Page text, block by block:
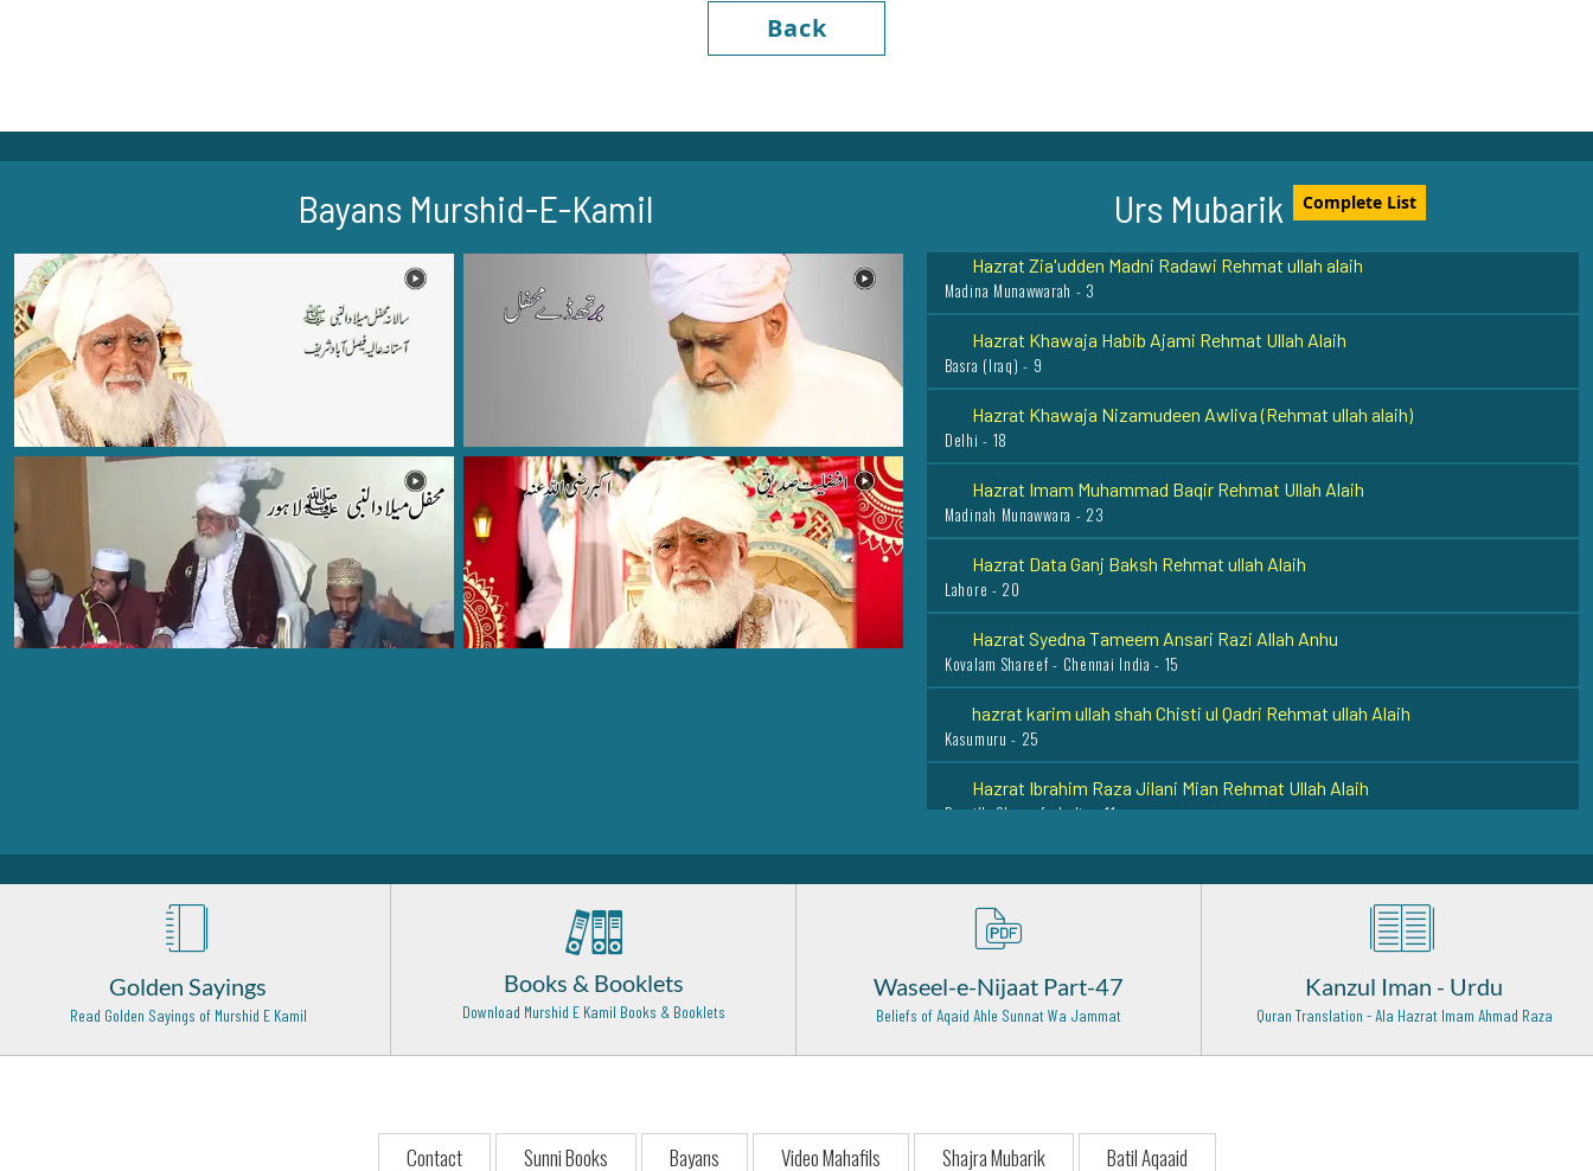
Back
Bayans Murshid-E-Kamil Urs Mubarik Complete List
Madina Munawwarah - 3
Hazrat Khawaja Habib Ajami Rehmat Ullah Alaih
Basra (Iraq) - 9
Hazrat Khawaja Nizamudeen Awliva (Rehmat ullah alaih)
Delhi - 18
Hazrat Imam Muhammad Baqir Rehmat Ullah Alaih
Madinah Munawwara - 23
Hazrat Data Ganj Baksh Rehmat ullah Alaih
Lahore - 20
Hazrat Syedna Tameem Ansari Razi Allah Anhu
Kovalam Shareef - Chennai India - 15
hazrat karim ullah shah Chisti ul Qadri Rehmat ullah Alaih
Kasumuru - 25
Hazrat Ibrahim Raza Jilani Mian Rehmat Ullah Alaih
Bareilly Shareef - India - 11
Hadrat Muhammad Imam al Ghazali Rehmat Ullah Alaih
Heart - 14
Hazrat Khawaja Ali Ramitani Al Azizan Razi Allah Anhu
Khawarzam - 28
Hazrat Allama Abul Hasnat Qadri (Rehmat ullah alaih)
Golden Sayings
Read Golden Sayings of Murshid E Kamil
Books & Booklets
Download Murshid E Kamil Books & Booklets
Waseel-e-Nijaat Part-47
Beliefs of Aqaid Ahle Sunnat Wa Jammat
Kanzul Iman - Urdu
Quran Translation - Ala Hazrat Imam Ahmad Raza
Contact Sunni Books Bayans Video Mahafils Shajra Mubarik Batil Aqaaid